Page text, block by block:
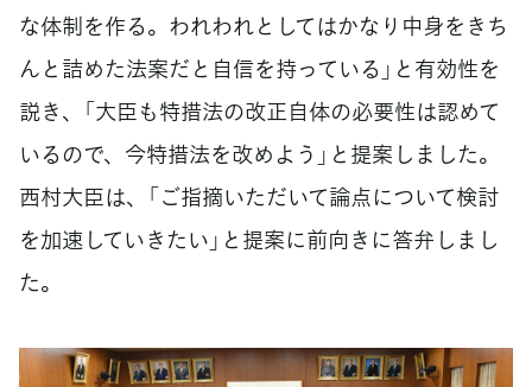
な体制を作る。われわれとしてはかなり中身をきち
んと詰めた法案だと自信を持っている」と有効性を
説き、「大臣も特措法の改正自体の必要性は認めて
いるので、今特措法を改めよう」と提案しました。
西村大臣は、「ご指摘いただいて論点について検討
を加速していきたい」と提案に前向きに答弁しまし
た。